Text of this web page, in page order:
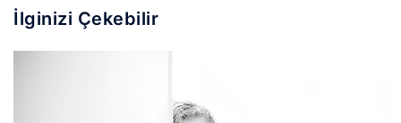
İlginizi Çekebilir